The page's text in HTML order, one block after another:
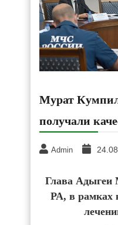
Мурат
получали
Admin
Глава Адыгеи
РА, в рамках